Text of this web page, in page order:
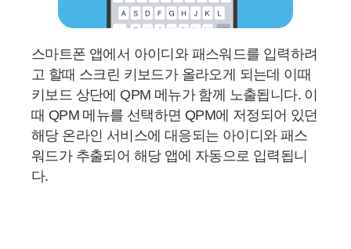
스마트폰 앱에서 아이디와 패스워드를 입력하려
고 할때 스크린 키보드가 올라오게 되는데 이때
키보드 상단에 QPM 메뉴가 함께 노출됩니다. 이
때 QPM 메뉴를 선택하면 QPM에 저정되어 있던
해당 온라인 서비스에 대응되는 아이디와 패스
워드가 추출되어 해당 앱에 자동으로 입력됩니
다.